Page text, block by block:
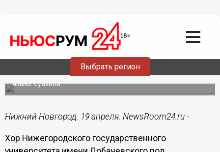
Выбрать регион
19.04.202515:22
Хор ННГУ им. Лобачевского вышел в
финал популярного телешоу
Нижегородцы исполнили композицию «Отче наш» на
языке суахили.
Нижний Новгород. 19 апреля. NewsRoom24.ru -
Хор Нижегородского государственного